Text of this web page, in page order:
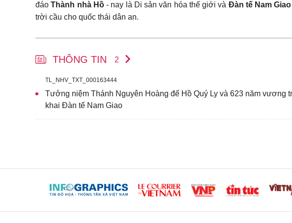
đáoThành nhà Hồ- nay là Di sản văn hóa thế giới và Đàn tế Nam Giao
trời cầu cho quốc thái dân an.
THÔNG TIN 2
TL_NHV_TXT_000163444
Tưởng niệm Thánh Nguyên Hoàng đế Hồ Quý Ly và 623 năm vương
khai Đàn tế Nam Giao